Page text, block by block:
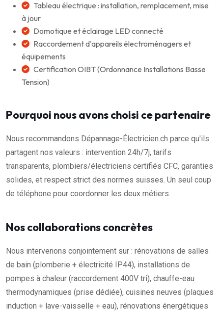
Tableau électrique : installation, remplacement, mise
à jour
Domotique et éclairage LED connecté
Raccordement d'appareils électroménagers et
équipements
Certification OIBT (Ordonnance Installations Basse
Tension)
Pourquoi nous avons choisi ce partenaire
Nous recommandons Dépannage-Électricien.ch parce qu'ils
partagent nos valeurs : intervention 24h/7j, tarifs
transparents, plombiers/électriciens certifiés CFC, garanties
solides, et respect strict des normes suisses. Un seul coup
de téléphone pour coordonner les deux métiers.
Nos collaborations concrètes
Nous intervenons conjointement sur : rénovations de salles
de bain (plomberie + électricité IP44), installations de
pompes à chaleur (raccordement 400V tri), chauffe-eau
thermodynamiques (prise dédiée), cuisines neuves (plaques
induction + lave-vaisselle + eau), rénovations énergétiques